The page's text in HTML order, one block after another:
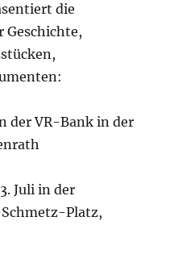
die
Geschichte,
der VR-Bank in der
Juli in der
Platz,